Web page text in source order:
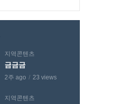
지역콘텐츠
금금금
2주 ago 23 views
지역콘텐츠